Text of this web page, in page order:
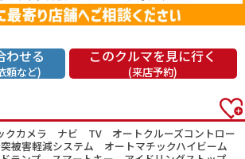
わせる
頼など)
このクルマを見に行く
(来店予約)
クカメラ ナビ TV オートクルーズコントロー
被害軽減システム オートマチックハイビーム